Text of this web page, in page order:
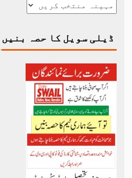
ڈیلی سویل کا حصہ بنیں